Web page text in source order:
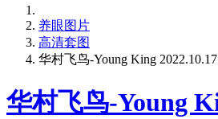
养眼图片
高清套图
华村飞鸟-Young King
华村飞鸟-Young